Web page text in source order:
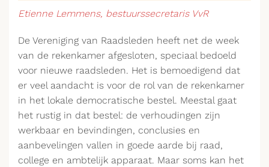
Etienne Lemmens, bestuurssecretaris VvR
De Vereniging van Raadsleden heeft net de week
van de rekenkamer afgesloten, speciaal bedoeld
voor nieuwe raadsleden. Het is bemoedigend dat
er veel aandacht is voor de rol van de rekenkamer
in het lokale democratische bestel. Meestal gaat
het rustig in dat bestel: de verhoudingen zijn
werkbaar en bevindingen, conclusies en
aanbevelingen vallen in goede aarde bij raad,
college en ambtelijk apparaat. Maar soms kan het